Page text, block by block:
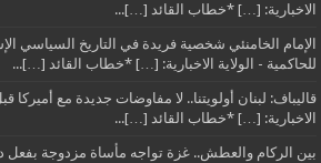
الاخبارية: […] *خطاب القائد […]...
الإمام الخامنئي شخصية فريدة في التاريخ السياسي
للحاكمية - الولاية الاخبارية: […] *خطاب القائد […]...
قاليباف: لبنان أولويتنا.. لا مفاوضات جديدة مع أميركا
الاخبارية: […] *خطاب القائد […]...
بين الركام والعطش.. غزة تواجه مأساة مزدوجة بفعل